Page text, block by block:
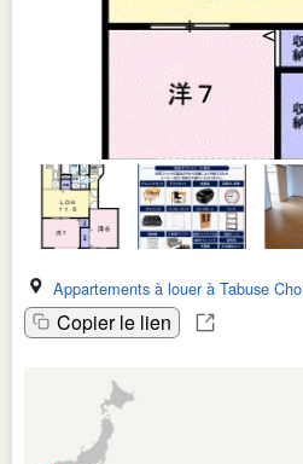
Appartements à louer à Tabuse Cho
Copier le lien